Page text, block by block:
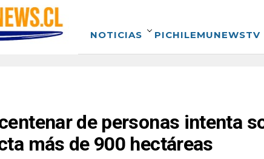
NOTICIAS PICHILEMUNEWSTV
de personas intenta
más de 900 hectáreas